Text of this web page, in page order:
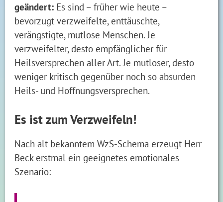
geändert: Es sind – früher wie heute –
bevorzugt verzweifelte, enttäuschte,
verängstigte, mutlose Menschen. Je
verzweifelter, desto empfänglicher für
Heilsversprechen aller Art. Je mutloser, desto
weniger kritisch gegenüber noch so absurden
Heils- und Hoffnungsversprechen.
Es ist zum Verzweifeln!
Nach alt bekanntem WzS-Schema erzeugt Herr
Beck erstmal ein geeignetes emotionales
Szenario: